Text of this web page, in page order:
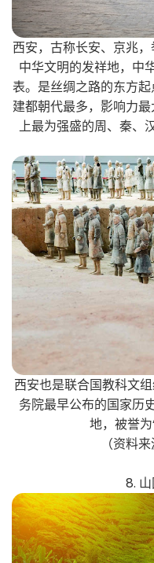
西安，古称长安、京兆
中华文明的发祥地，中
表。是丝绸之路的东方起
建都朝代最多，影响力
上最为强盛的周、秦、
西安也是联合国教科文
务院最早公布的国家历
地，被誉为
（资料
8.